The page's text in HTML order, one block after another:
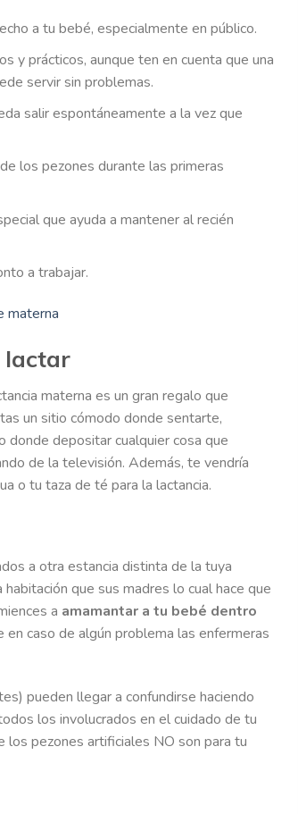
a tu bebé, especialmente en público.
y prácticos, aunque ten en cuenta que una
servir sin problemas.
salir espontáneamente a la vez que
los pezones durante las primeras
que ayuda a mantener al recién
a trabajar.
materna
lactar
materna es un gran regalo que
un sitio cómodo donde sentarte,
donde depositar cualquier cosa que
de la televisión. Además, te vendría
o tu taza de té para la lactancia.
a otra estancia distinta de la tuya
que sus madres lo cual hace que
a amamantar a tu bebé dentro
caso de algún problema las enfermeras
pueden llegar a confundirse haciendo
los involucrados en el cuidado de tu
pezones artificiales NO son para tu